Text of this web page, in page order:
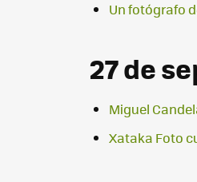
Un fotógrafo
27 de
Miguel
Xataka Foto